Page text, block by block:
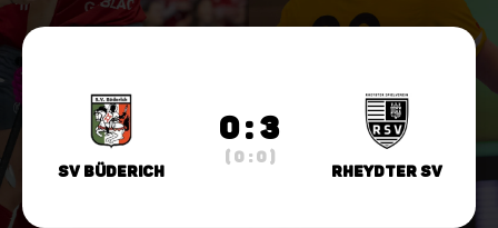
SV Büderich
0 : 3
( 0 : 0 )
Rheydter SV